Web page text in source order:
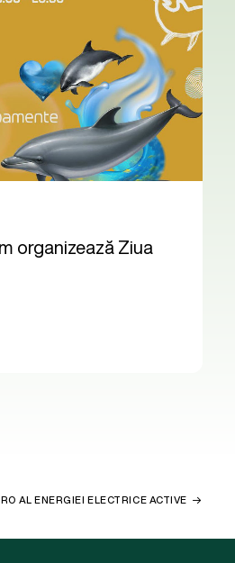
organizează Ziua
AL ENERGIEI ELECTRICE ACTIVE